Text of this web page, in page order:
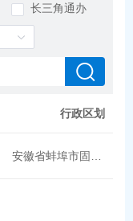
县统计局
县乡村振兴局
长三角通办
行政区划
安徽省蚌埠市固镇县